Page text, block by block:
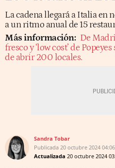
La cadena llegará a Italia en
a un ritmo anual de 15
Más información: De
fresco y ‘low cost’ de
de abrir 200 locales.
Sandra Tobar
Publicada 20 octubre 2024
Actualizada 20 octubre 2024